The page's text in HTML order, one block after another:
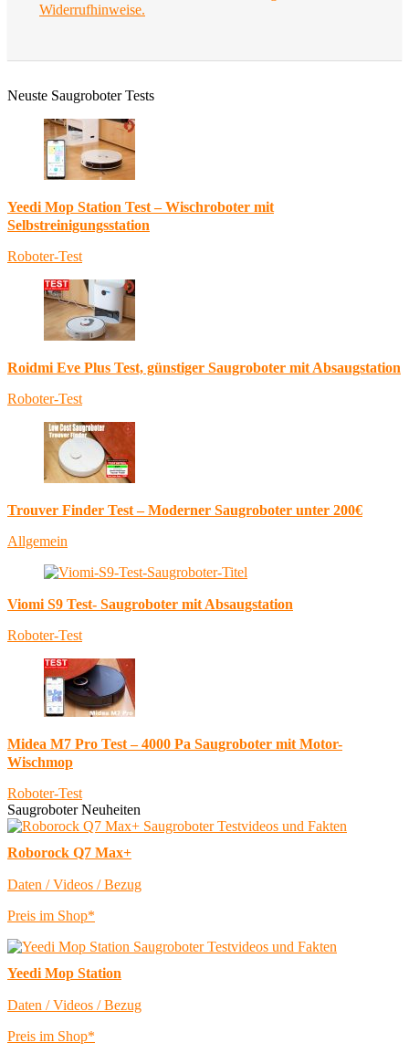
Widerrufhinweise.
Neuste Saugroboter Tests
Yeedi Mop Station Test – Wischroboter mit
Selbstreinigungsstation
Roboter-Test
Roidmi Eve Plus Test, günstiger Saugroboter mit Absaugstation
Roboter-Test
Trouver Finder Test – Moderner Saugroboter unter 200€
Allgemein
Viomi S9 Test- Saugroboter mit Absaugstation
Roboter-Test
Midea M7 Pro Test – 4000 Pa Saugroboter mit Motor-
Wischmop
Roboter-Test
Saugroboter Neuheiten
Roborock Q7 Max+
Daten / Videos / Bezug
Preis im Shop*
Yeedi Mop Station
Daten / Videos / Bezug
Preis im Shop*